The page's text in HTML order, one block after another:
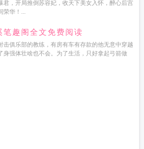
君，开局推倒苏容妃，收天下美女入怀，醉心后宫
荣华！...
笔趣阁全文免费阅读
击俱乐部的教练，有房有车有存款的他无意中穿越
身强体壮啥也不会。为了生活，只好拿起弓箭做